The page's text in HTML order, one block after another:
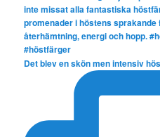
Det blev en skön men intensiv